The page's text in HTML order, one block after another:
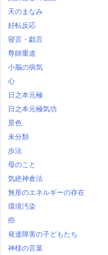
天のまなみ
好転反応
寝言・戯言
尊師重道
小脳の病気
心
日之本元極
日之本元極気功
景色
未分類
歩法
母のこと
気絶神倉法
無形のエネルギーの存在
環境汚染
癌
発達障害の子どもたち
神様の言葉